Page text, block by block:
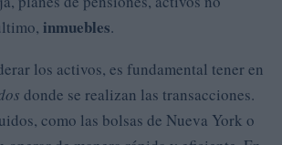
inmuebles.
los activos, es fundamental tener en
donde se realizan las transacciones.
como las bolsas de Nueva York o